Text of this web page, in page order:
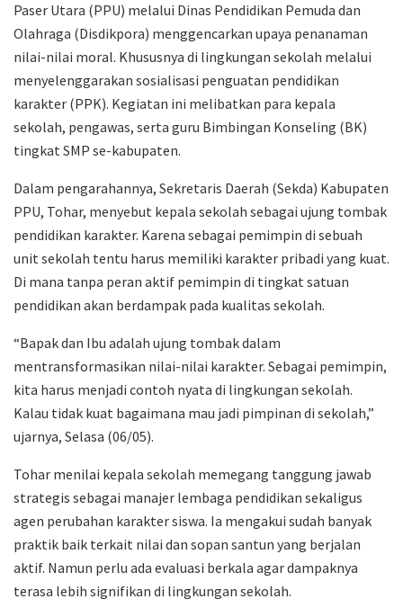
Paser Utara (PPU) melalui Dinas Pendidikan Pemuda dan
Olahraga (Disdikpora) menggencarkan upaya penanaman
nilai-nilai moral. Khususnya di lingkungan sekolah melalui
menyelenggarakan sosialisasi penguatan pendidikan
karakter (PPK). Kegiatan ini melibatkan para kepala
sekolah, pengawas, serta guru Bimbingan Konseling (BK)
tingkat SMP se-kabupaten.
Dalam pengarahannya, Sekretaris Daerah (Sekda) Kabupaten
PPU, Tohar, menyebut kepala sekolah sebagai ujung tombak
pendidikan karakter. Karena sebagai pemimpin di sebuah
unit sekolah tentu harus memiliki karakter pribadi yang kuat.
Di mana tanpa peran aktif pemimpin di tingkat satuan
pendidikan akan berdampak pada kualitas sekolah.
“Bapak dan Ibu adalah ujung tombak dalam
mentransformasikan nilai-nilai karakter. Sebagai pemimpin,
kita harus menjadi contoh nyata di lingkungan sekolah.
Kalau tidak kuat bagaimana mau jadi pimpinan di sekolah,”
ujarnya, Selasa (06/05).
Tohar menilai kepala sekolah memegang tanggung jawab
strategis sebagai manajer lembaga pendidikan sekaligus
agen perubahan karakter siswa. Ia mengakui sudah banyak
praktik baik terkait nilai dan sopan santun yang berjalan
aktif. Namun perlu ada evaluasi berkala agar dampaknya
terasa lebih signifikan di lingkungan sekolah.